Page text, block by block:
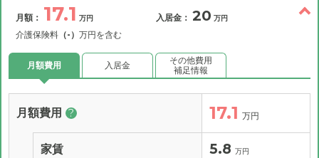
月額： 17.1 万円
介護保険料 （-） 万円を含む
入居金： 20 万円
月額費用 入居金
その他費用
補足情報
月額費用 ? 17.1 万円
家賃 5.8 万円